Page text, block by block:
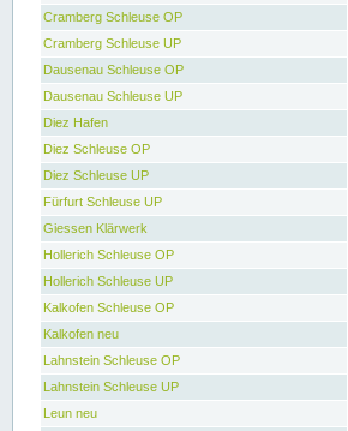
Cramberg Schleuse OP
Cramberg Schleuse UP
Dausenau Schleuse OP
Dausenau Schleuse UP
Diez Hafen
Diez Schleuse OP
Diez Schleuse UP
Fürfurt Schleuse UP
Giessen Klärwerk
Hollerich Schleuse OP
Hollerich Schleuse UP
Kalkofen Schleuse OP
Kalkofen neu
Lahnstein Schleuse OP
Lahnstein Schleuse UP
Leun neu